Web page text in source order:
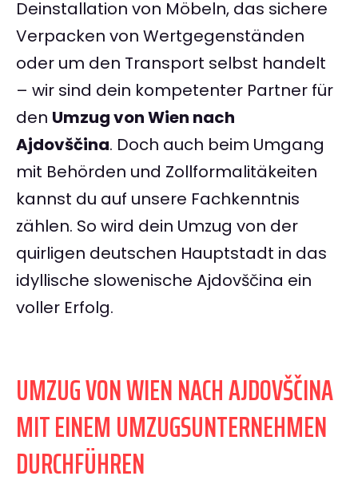
Deinstallation von Möbeln, das sichere
Verpacken von Wertgegenständen
oder um den Transport selbst handelt
– wir sind dein kompetenter Partner für
den Umzug von Wien nach
Ajdovščina. Doch auch beim Umgang
mit Behörden und Zollformalitäkeiten
kannst du auf unsere Fachkenntnis
zählen. So wird dein Umzug von der
quirligen deutschen Hauptstadt in das
idyllische slowenische Ajdovščina ein
voller Erfolg.
UMZUG VON WIEN NACH AJDOVŠČINA
MIT EINEM UMZUGSUNTERNEHMEN
DURCHFÜHREN